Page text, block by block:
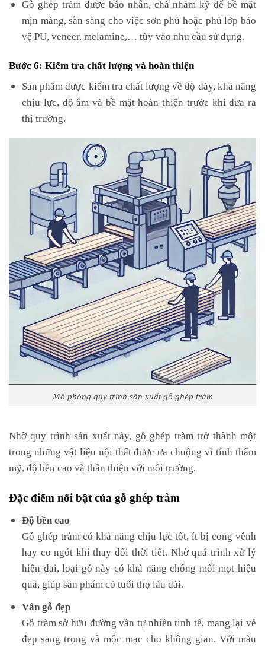
Gỗ ghép tràm được bào nhẵn, chà nhám kỹ để bề mặt
mịn màng, sẵn sàng cho việc sơn phủ hoặc phủ lớp bảo
vệ PU, veneer, melamine,… tùy vào nhu cầu sử dụng.
Bước 6: Kiểm tra chất lượng và hoàn thiện
Sản phẩm được kiểm tra chất lượng về độ dày, khả năng
chịu lực, độ ẩm và bề mặt hoàn thiện trước khi đưa ra
thị trường.
Mô phỏng quy trình sản xuất gỗ ghép tràm
Nhờ quy trình sản xuất này, gỗ ghép tràm trở thành một
trong những vật liệu nội thất được ưa chuộng vì tính thẩm
mỹ, độ bền cao và thân thiện với môi trường.
Đặc điểm nổi bật của gỗ ghép tràm
Độ bền cao
Gỗ ghép tràm có khả năng chịu lực tốt, ít bị cong vênh
hay co ngót khi thay đổi thời tiết. Nhờ quá trình xử lý
hiện đại, loại gỗ này có khả năng chống mối mọt hiệu
quả, giúp sản phẩm có tuổi thọ lâu dài.
Vân gỗ đẹp
Gỗ tràm sở hữu đường vân tự nhiên tinh tế, mang lại vẻ
đẹp sang trọng và mộc mạc cho không gian. Với màu